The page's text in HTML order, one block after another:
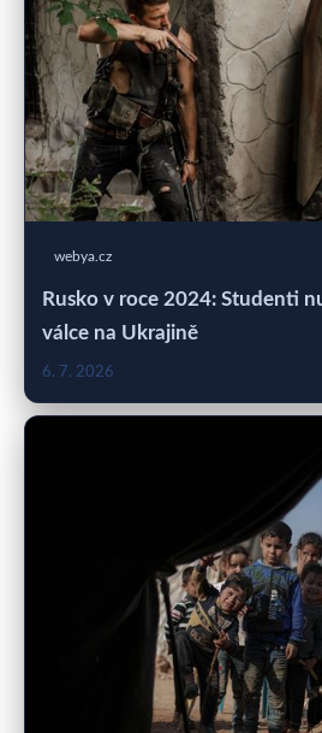
webya.cz
Rusko v roce 2024: Studenti
válce na Ukrajině
6. 7. 2026